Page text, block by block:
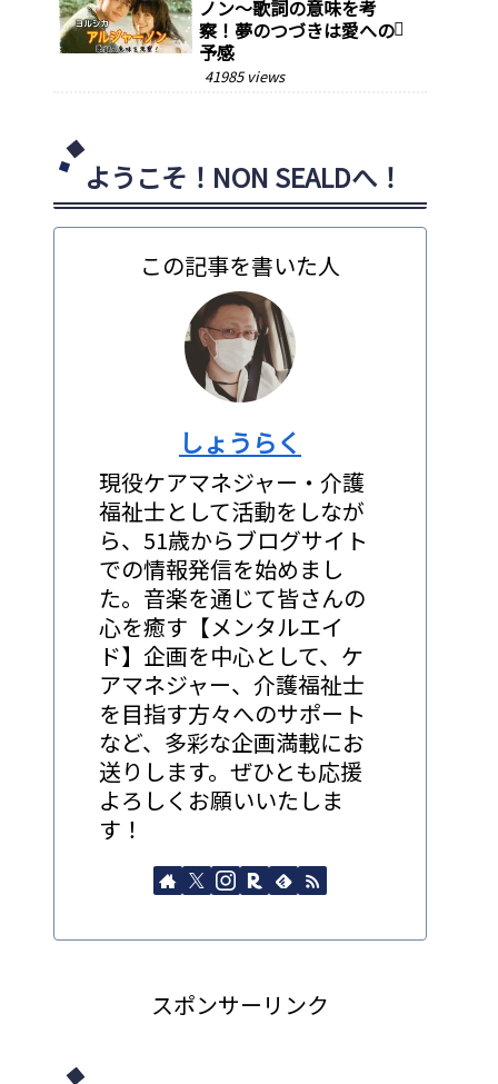
ノン～歌詞の意味を考
察！夢のつづきは愛への
予感
41985 views
ようこそ！NON SEALDへ！
この記事を書いた人
しょうらく
現役ケアマネジャー・介護
福祉士として活動をしなが
ら、51歳からブログサイト
での情報発信を始めまし
た。音楽を通じて皆さんの
心を癒す【メンタルエイ
ド】企画を中心として、ケ
アマネジャー、介護福祉士
を目指す方々へのサポート
など、多彩な企画満載にお
送りします。ぜひとも応援
よろしくお願いいたしま
す！
スポンサーリンク